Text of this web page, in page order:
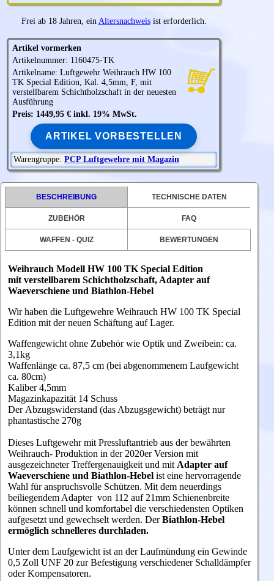
Frei ab 18 Jahren, ein Altersnachweisist erforderlich.
Artikel vormerken
Artikelnummer: 1160475-TK
Artikelname: Luftgewehr Weihrauch HW 100
TK Special Edition, Kal. 4,5mm, F, mit
verstellbarem Schichtholzschaft in der neuesten
Ausführung
Preis: 1449,95 € inkl. 19% MwSt.
ARTIKEL VORBESTELLEN
Warengruppe: PCP Luftgewehre mit Magazin
BESCHREIBUNG TECHNISCHE DATEN
ZUBEHÖR FAQ
WAFFEN - QUIZ BEWERTUNGEN
Weihrauch Modell HW 100 TK Special Edition
mit verstellbarem Schichtholzschaft, Adapter auf
Waeverschiene und Biathlon-Hebel
Wir haben die Luftgewehre Weihrauch HW 100 TK Special
Edition mit der neuen Schäftung auf Lager.
Waffengewicht ohne Zubehör wie Optik und Zweibein: ca.
3,1kg
Waffenlänge ca. 87,5 cm (bei abgenommenem Laufgewicht
ca. 80cm)
Kaliber 4,5mm
Magazinkapazität 14 Schuss
Der Abzugswiderstand (das Abzugsgewicht) beträgt nur
phantastische 270g
Dieses Luftgewehr mit Pressluftantrieb aus der bewährten
Weihrauch- Produktion in der 2020er Version mit
ausgezeichneter Treffergenauigkeit und mit Adapter auf
Waeverschiene und Biathlon-Hebel ist eine hervorragende
Wahl für anspruchsvolle Schützen. Mit dem neuerdings
beiliegendem Adapter von 112 auf 21mm Schienenbreite
können schnell und komfortabel die verschiedensten Optiken
aufgesetzt und gewechselt werden. DerBiathlon-Hebel
ermöglich schnelleres durchladen.
Unter dem Laufgewicht ist an der Laufmündung ein Gewinde
0,5 Zoll UNF 20 zur Befestigung verschiedener Schalldämpfer
oder Kompensatoren.